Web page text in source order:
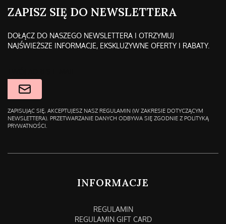
ZAPISZ SIĘ DO NEWSLETTERA
DOŁĄCZ DO NASZEGO NEWSLETTERA I OTRZYMUJ
NAJŚWIEŻSZE INFORMACJE, EKSKLUZYWNE OFERTY I RABATY.
ZAPISUJĄC SIĘ, AKCEPTUJESZ NASZ REGULAMIN (W ZAKRESIE DOTYCZĄCYM
NEWSLETTERA). PRZETWARZANIE DANYCH ODBYWA SIĘ ZGODNIE Z POLITYKĄ
PRYWATNOŚCI.
INFORMACJE
REGULAMIN
REGULAMIN GIFT CARD